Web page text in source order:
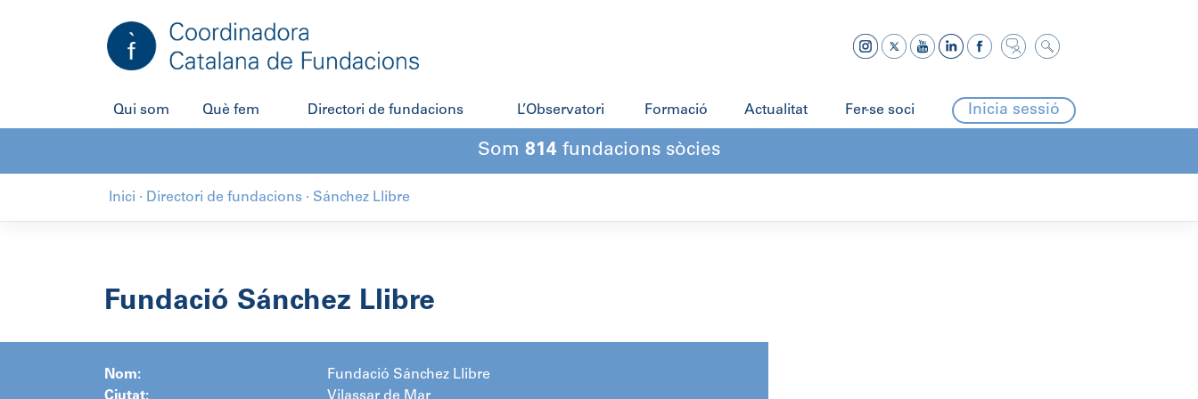
Qui som Què fem Directori de fundacions L’Observatori Formació Actualitat Fer-se soci Inicia sessió
Som 814 fundacions sòcies
Inici · Directori de fundacions · Sánchez Llibre
Fundació Sánchez Llibre
Nom:
Fundació Sánchez Llibre